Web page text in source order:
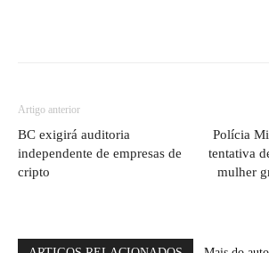
Artigo anterior
BC exigirá auditoria
independente de empresas de
cripto
Polícia
tentativa
mulher